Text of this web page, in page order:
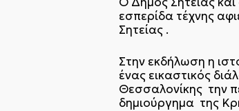
εσπερίδα τέχνης
Σητείας .
Στην εκδήλωση η
ένας εικαστικός
Θεσσαλονίκης την
δημιούργημα της